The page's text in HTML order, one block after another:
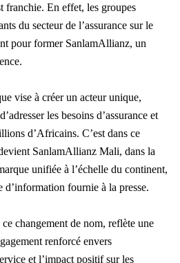
franchie. En effet, les groupes
du secteur de l’assurance sur le
pour former SanlamAllianz, un
vise à créer un acteur unique,
les besoins d’assurance et
d’Africains. C’est dans ce
SanlamAllianz Mali, dans la
unifiée à l’échelle du continent,
fournie à la presse.
changement de nom, reflète une
renforcé envers
et l’impact positif sur les